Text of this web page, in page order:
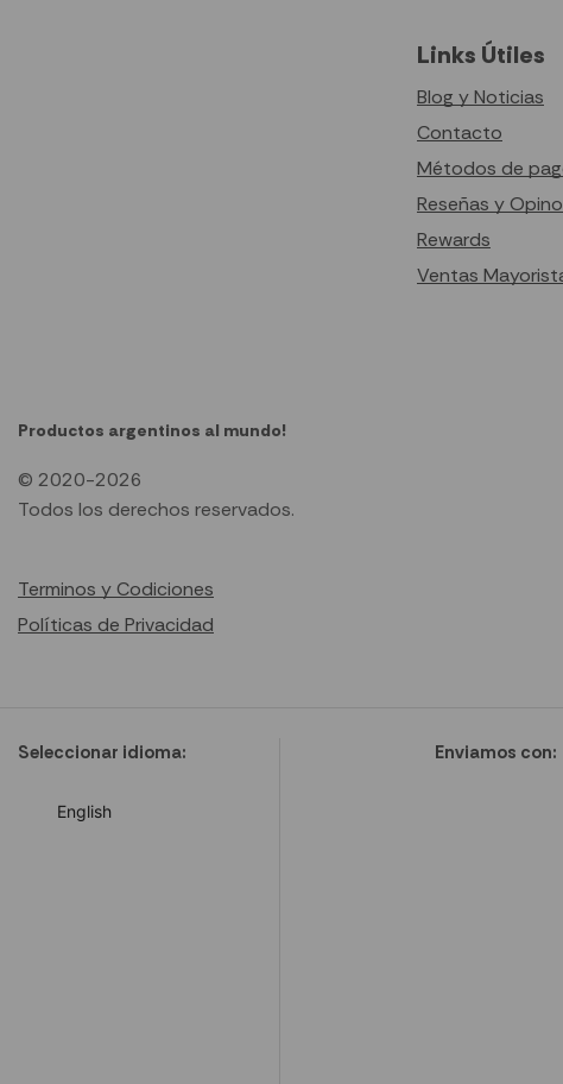
Productos argentinos al mundo!
© 2020-2026
Todos los derechos reservados.
Terminos y Codiciones
Políticas de Privacidad
Links Útiles
Blog y Noticias
Contacto
Métodos de
Reseñas y
Rewards
Ventas
Seleccionar idioma:
English
Enviamos con: